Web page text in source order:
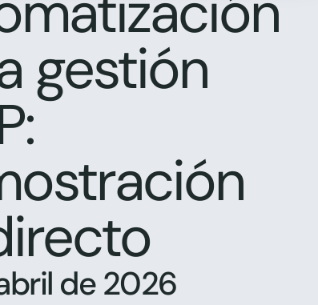
gestión
de 2026